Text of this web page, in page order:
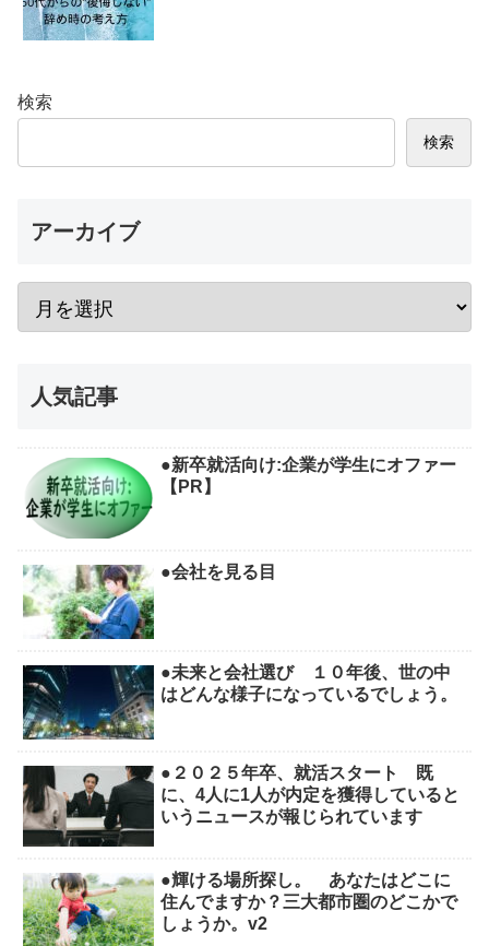
検索
検索
アーカイブ
人気記事
●新卒就活向け:企業が学生にオファー
【PR】
●会社を見る目
●未来と会社選び １０年後、世の中
はどんな様子になっているでしょう。
●２０２５年卒、就活スタート 既
に、4人に1人が内定を獲得していると
いうニュースが報じられています
●輝ける場所探し。 あなたはどこに
住んでますか？三大都市圏のどこかで
しょうか。v2